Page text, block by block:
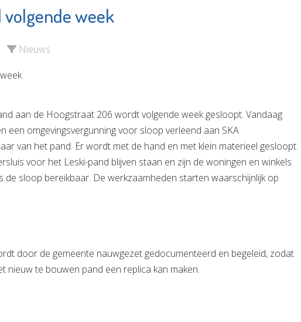
week
Nieuws
aan de Hoogstraat 206 wordt volgende week gesloopt. Vandaag
een omgevingsvergunning voor sloop verleend aan SKA
van het pand. Er wordt met de hand en met klein materieel gesloopt.
voor het Leski-pand blijven staan en zijn de woningen en winkels
sloop bereikbaar. De werkzaamheden starten waarschijnlijk op
door de gemeente nauwgezet gedocumenteerd en begeleid, zodat
nieuw te bouwen pand een replica kan maken.
Vlaardingen
Partners
Bekijk de pagina